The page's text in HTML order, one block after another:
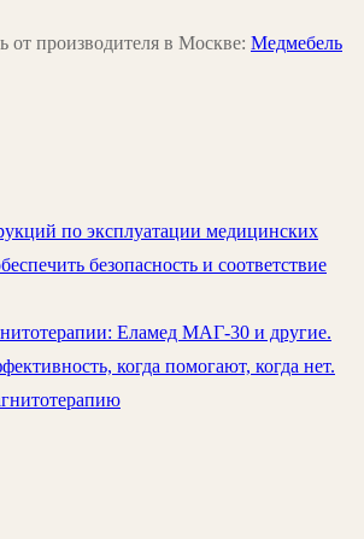
от производителя в Москве: Медмебель
по эксплуатации медицинских
безопасность и соответствие
Еламед МАГ-30 и другие.
когда помогают, когда нет.